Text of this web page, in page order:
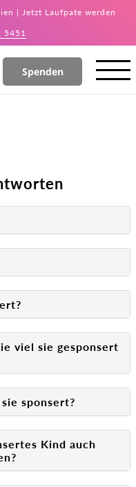
| Jetzt Laufpate werden
5451
Spenden
viel sie gesponsert
sponsert?
Kind auch